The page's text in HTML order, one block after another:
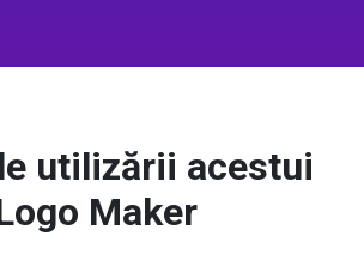
utilizării acestui
Maker